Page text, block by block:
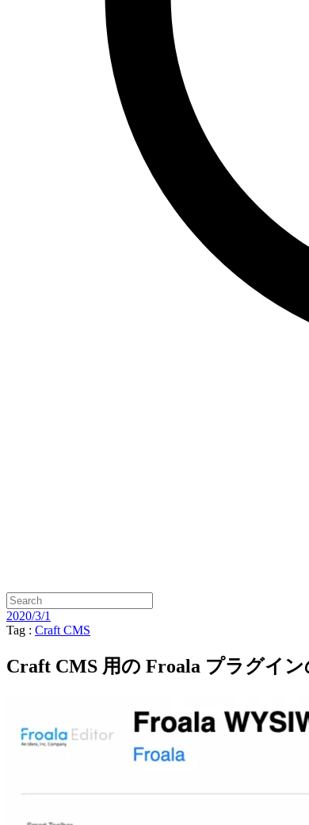
2020/3/1
Tag : Craft CMS
Craft CMS 用の Froala プラグイ